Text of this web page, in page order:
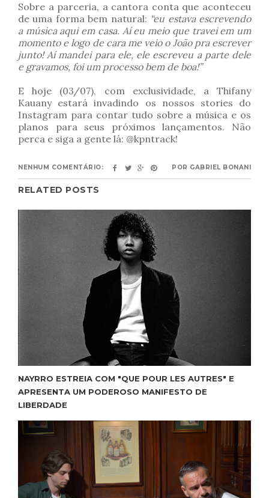
Sobre a parceria, a cantora conta que aconteceu
de uma forma bem natural: “eu estava escrevendo
a música aqui em casa. Aí eu meio que travei em um
momento e logo de cara me veio o João pra escrever
junto! Aí mandei para ele, ele escreveu a parte dele
e gravamos, foi um processo bem de boa!”
E hoje (03/07), com exclusividade, a Thifany
Kauany estará invadindo os nossos stories do
Instagram para contar tudo sobre a música e os
planos para seus próximos lançamentos. Não
perca e siga a gente lá: @kpntrack!
NENHUM COMENTÁRIO: POR GABRIEL BONANI
RELATED POSTS
NAYRRO ESTREIA COM "QUE POUR LES AUTRES" E
APRESENTA UM PODEROSO MANIFESTO DE
LIBERDADE